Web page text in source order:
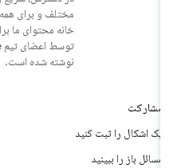
مختلف و برای همه
خانه محتوای ما
نوشته شده است.
مشارکت
یک اشکال را ثبت کنید
مسائل باز را ببینید